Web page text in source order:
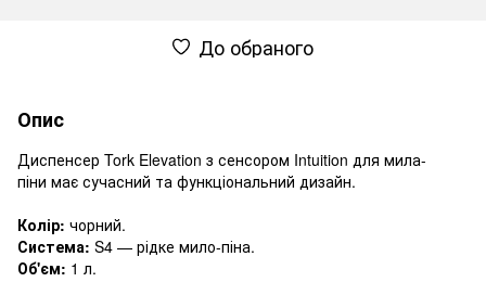
До обраного
Опис
Диспенсер Tork Elevation з сенсором Intuition для мила-
піни має сучасний та функціональний дизайн.
Колір: чорний.
Система: S4 — рідке мило-піна.
Об'єм: 1 л.